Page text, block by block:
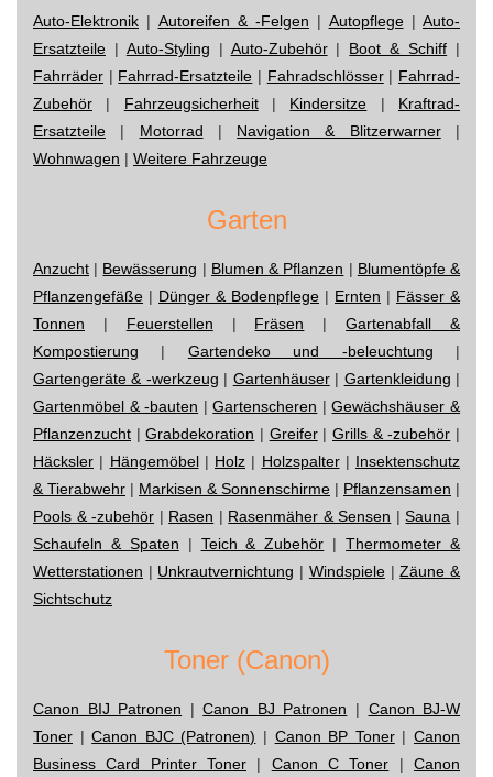
Auto-Elektronik | Autoreifen & -Felgen | Autopflege| Auto-
Ersatzteile | Auto-Styling | Auto-Zubehör| Boot & Schiff |
Fahrräder | Fahrrad-Ersatzteile | Fahradschlösser| Fahrrad-
Zubehör | Fahrzeugsicherheit| Kindersitze | Kraftrad-
Ersatzteile | Motorrad | Navigation & Blitzerwarner|
Wohnwagen | Weitere Fahrzeuge
Garten
Anzucht | Bewässerung | Blumen & Pflanzen | Blumentöpfe &
Pflanzengefäße | Dünger & Bodenpflege | Ernten | Fässer &
Tonnen | Feuerstellen | Fräsen |Gartenabfall &
Kompostierung | Gartendeko und -beleuchtung |
Gartengeräte & -werkzeug | Gartenhäuser| Gartenkleidung |
Gartenmöbel & -bauten |Gartenscheren |Gewächshäuser &
Pflanzenzucht |Grabdekoration | Greifer|Grills & -zubehör |
Häcksler | Hängemöbel| Holz | Holzspalter| Insektenschutz
& Tierabwehr | Markisen & Sonnenschirme | Pflanzensamen |
Pools & -zubehör | Rasen | Rasenmäher & Sensen |Sauna |
Schaufeln & Spaten | Teich & Zubehör |Thermometer &
Wetterstationen | Unkrautvernichtung | Windspiele|Zäune &
Sichtschutz
Toner (Canon)
Canon BIJ Patronen |Canon BJ Patronen | Canon BJ-W
Toner |Canon BJC (Patronen) | Canon BP Toner|Canon
Business Card Printer Toner | Canon C Toner |Canon